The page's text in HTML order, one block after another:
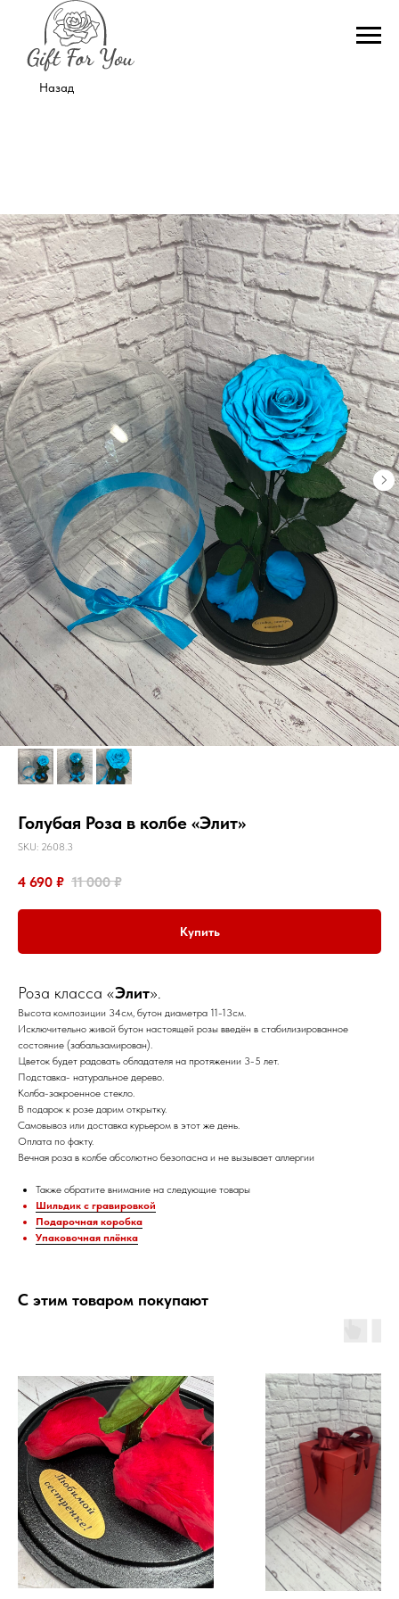
Назад
Голубая Роза в колбе «Элит»
SKU: 2608.3
4 690 ₽ 11 000 ₽
Купить
Роза класса «Элит».
Высота композиции 34см, бутон диаметра 11-13см.
Исключительно живой бутон настоящей розы введён в стабилизированное
состояние (забальзамирован).
Цветок будет радовать обладателя на протяжении 3-5 лет.
Подставка- натуральное дерево.
Колба-закроенное стекло.
В подарок к розе дарим открытку.
Самовывоз или доставка курьером в этот же день.
Оплата по факту.
Вечная роза в колбе абсолютно безопасна и не вызывает аллергии
Также обратите внимание на следующие товары
Шильдик с гравировкой
Подарочная коробка
Упаковочная плёнка
С этим товаром покупают